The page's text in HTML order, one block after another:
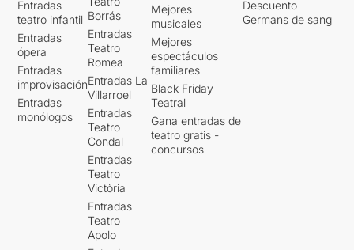
Entradas
teatro infantil
Entradas
ópera
Entradas
improvisación
Entradas
monólogos
Borrás
Entradas
Teatro
Romea
Entradas La
Villarroel
Entradas
Teatro
Condal
Entradas
Teatro
Victòria
Entradas
Teatro
Apolo
Mejores
musicales
Mejores
espectáculos
familiares
Black Friday
Teatral
Gana entradas de
teatro gratis -
concursos
Descuento
Germans de sang